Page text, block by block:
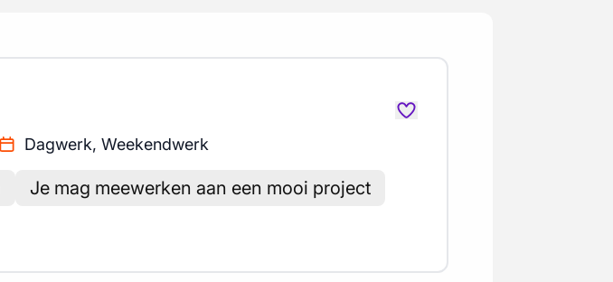
Dagwerk, Weekendwerk
Je mag meewerken aan een mooi project